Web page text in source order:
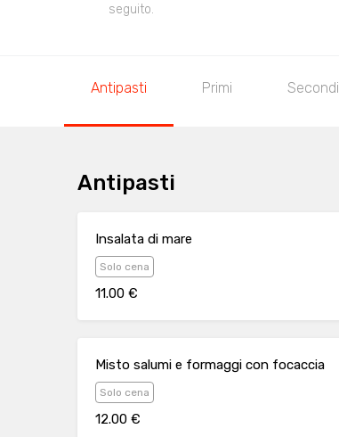
seguito.
Antipasti Primi Secondi
Antipasti
Insalata di mare
Solo cena
11.00 €
Misto salumi e formaggi con focaccia
Solo cena
12.00 €